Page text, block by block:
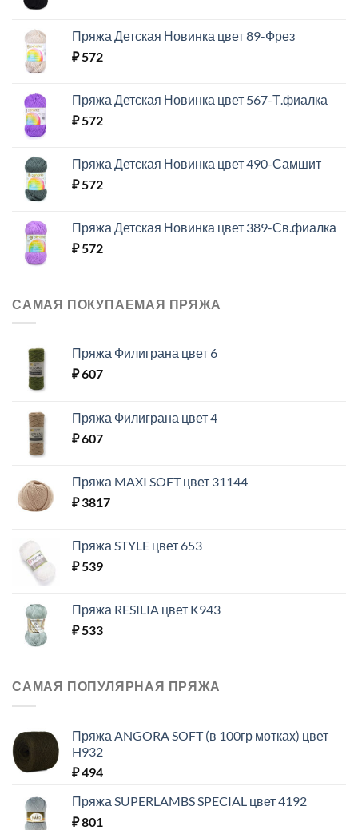
Пряжа Детская Новинка цвет 89-Фрез
₽572
Пряжа Детская Новинка цвет 567-Т.фиалка
₽572
Пряжа Детская Новинка цвет 490-Самшит
₽572
Пряжа Детская Новинка цвет 389-Св.фиалка
₽572
САМАЯ ПОКУПАЕМАЯ ПРЯЖА
Пряжа Филиграна цвет 6
₽607
Пряжа Филиграна цвет 4
₽607
Пряжа MAXI SOFT цвет 31144
₽3817
Пряжа STYLE цвет 653
₽539
Пряжа RESILIA цвет K943
₽533
САМАЯ ПОПУЛЯРНАЯ ПРЯЖА
Пряжа ANGORA SOFT (в 100гр мотках) цвет
H932
₽494
Пряжа SUPERLAMBS SPECIAL цвет 4192
₽801